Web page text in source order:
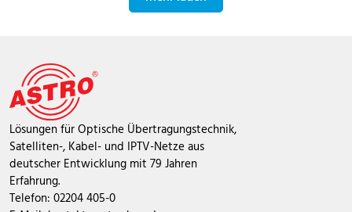
Lösungen für Optische Übertragungstechnik,
Satelliten-, Kabel- und IPTV-Netze aus
deutscher Entwicklung mit 79 Jahren
Erfahrung.
Telefon: 02204 405-0